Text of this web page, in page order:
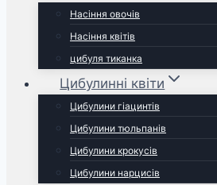
Насіння овочів
Насіння квітів
цибуля тиканка
Цибулинні квіти
Цибулини гіацинтів
Цибулини тюльпанів
Цибулини крокусів
Цибулини нарцисів